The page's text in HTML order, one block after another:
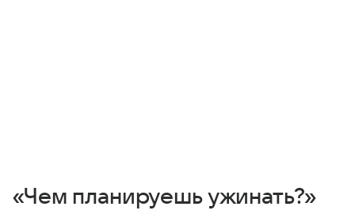
«Чем планируешь ужинать?»